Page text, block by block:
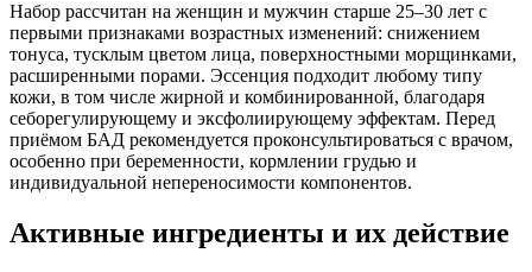
Набор рассчитан на женщин и мужчин старше 25–30 лет с
первыми признаками возрастных изменений: снижением
тонуса, тусклым цветом лица, поверхностными морщинками,
расширенными порами. Эссенция подходит любому типу
кожи, в том числе жирной и комбинированной, благодаря
себорегулирующему и эксфолиирующему эффектам. Перед
приёмом БАД рекомендуется проконсультироваться с врачом,
особенно при беременности, кормлении грудью и
индивидуальной непереносимости компонентов.
Активные ингредиенты и их действие